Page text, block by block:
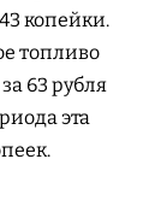
копейки.
топливо
63 рубля
эта